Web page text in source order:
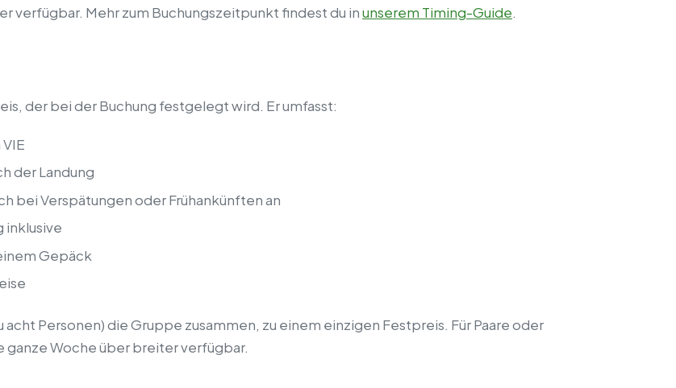
verfügbar. Mehr zum Buchungszeitpunkt findest du inunserem Timing-Guide.
der bei der Buchung festgelegt wird. Er umfasst:
der Landung
bei Verspätungen oder Frühankünften an
inklusive
Gepäck
Personen) die Gruppe zusammen, zu einem einzigen Festpreis. Für Paare oder
ganze Woche über breiter verfügbar.